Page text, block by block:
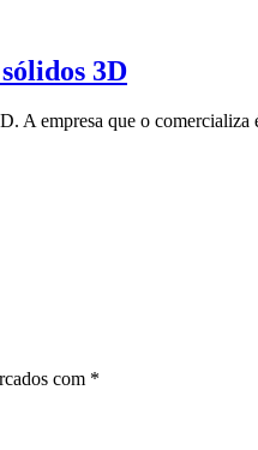
3D
A empresa que o
com *